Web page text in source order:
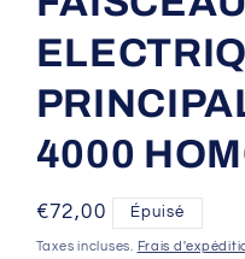
4000
Prix
habituel
€72,00 Épuisé
Taxes incluses. Frais